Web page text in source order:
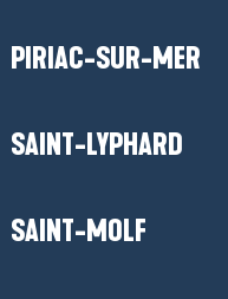
PIRIAC-SUR-MER
SAINT-LYPHARD
SAINT-MOLF
activités de
à...
la destination La Baule-
la convivialité
toute la...